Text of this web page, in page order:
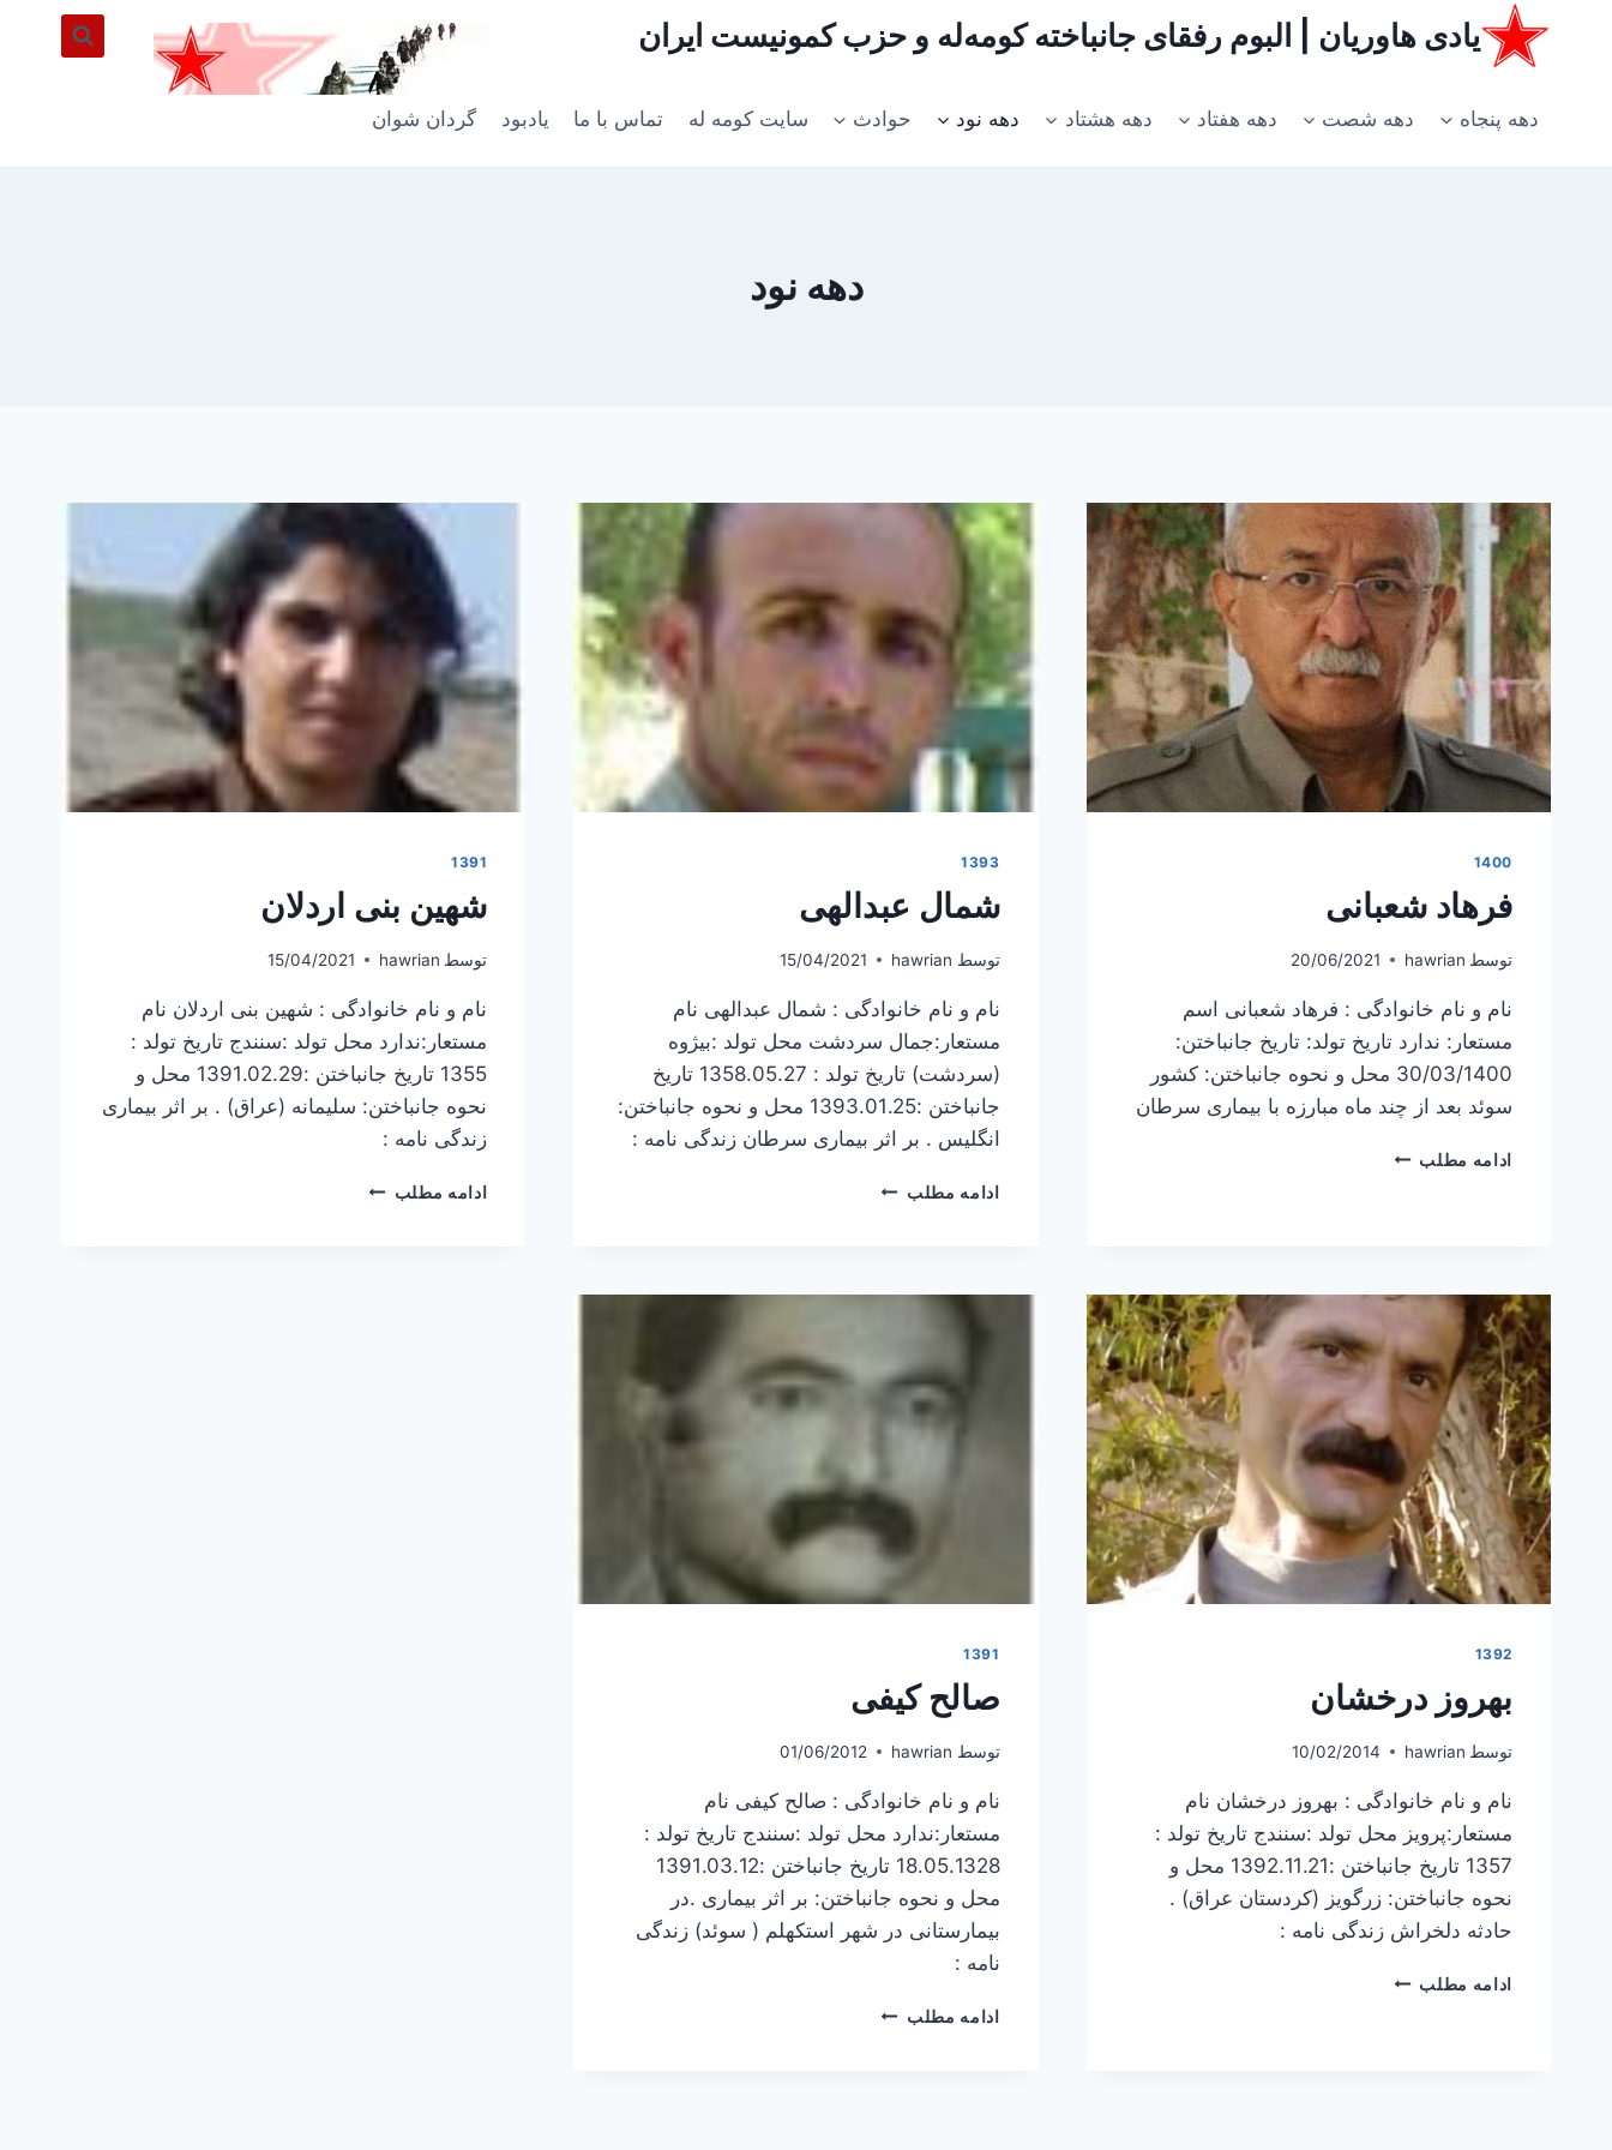
یادی هاوریان | البوم رفقای جانباخته کومه‌له و حزب کمونیست ایران
دهه پنجاه دهه شصت دهه هفتاد دهه هشتاد دهه نود حوادث سایت کومه له تماس با ما یادبود گردان شوان
دهه نود
1400
فرهاد شعبانی
توسط hawrian
20/06/2021
نام و نام خانوادگی : فرهاد شعبانی اسم
مستعار: ندارد تاریخ تولد: تاریخ جانباختن:
30/03/1400 محل و نحوه جانباختن: کشور
سوئد بعد از چند ماه مبارزه با بیماری سرطان
ادامه مطلب فرهاد
1393
شمال عبدالهی
توسط hawrian
15/04/2021
نام و نام خانوادگی : شمال عبدالهی نام
مستعار:جمال سردشت محل تولد :بیژوه
(سردشت) تاریخ تولد : 1358.05.27 تاریخ
جانباختن :1393.01.25 محل و نحوه جانباختن:
انگلیس . بر اثر بیماری سرطان زندگی نامه :
ادامه مطلب شمال
1391
شهین بنی اردلان
توسط hawrian
15/04/2021
نام و نام خانوادگی : شهین بنی اردلان نام
مستعار:ندارد محل تولد :سنندج تاریخ تولد :
1355 تاریخ جانباختن :1391.02.29 محل و
نحوه جانباختن: سلیمانه (عراق) . بر اثر بیماری
زندگی نامه :
ادامه مطلب شهین
1392
بهروز درخشان
توسط hawrian
10/02/2014
نام و نام خانوادگی : بهروز درخشان نام
مستعار:پرویز محل تولد :سنندج تاریخ تولد :
1357 تاریخ جانباختن :1392.11.21 محل و
نحوه جانباختن: زرگویز (کردستان عراق) .
حادثه دلخراش زندگی نامه :
ادامه مطلب بهروز
1391
صالح کیفی
توسط hawrian
01/06/2012
نام و نام خانوادگی : صالح کیفی نام
مستعار:ندارد محل تولد :سنندج تاریخ تولد :
18.05.1328 تاریخ جانباختن :1391.03.12
محل و نحوه جانباختن: بر اثر بیماری .در
بیمارستانی در شهر استکهلم ( سوئد) زندگی
نامه :
ادامه مطلب صالح